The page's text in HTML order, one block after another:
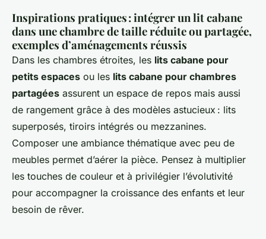
Inspirations pratiques : intégrer un lit cabane
dans une chambre de taille réduite ou partagée,
exemples d’aménagements réussis
Dans les chambres étroites, les lits cabane pour
petits espaces ou les lits cabane pour chambres
partagées assurent un espace de repos mais aussi
de rangement grâce à des modèles astucieux : lits
superposés, tiroirs intégrés ou mezzanines.
Composer une ambiance thématique avec peu de
meubles permet d’aérer la pièce. Pensez à multiplier
les touches de couleur et à privilégier l’évolutivité
pour accompagner la croissance des enfants et leur
besoin de rêver.